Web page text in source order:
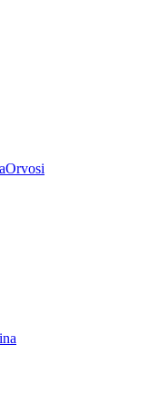
Orvosi